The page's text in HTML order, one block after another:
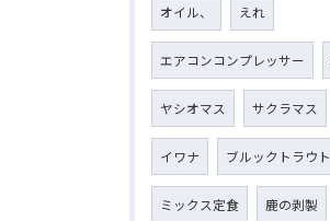
オイル、 えれ
エアコンコンプレッサー
ヤシオマス サクラマス
イワナ ブルックトラウト
ミックス定食 鹿の剥製